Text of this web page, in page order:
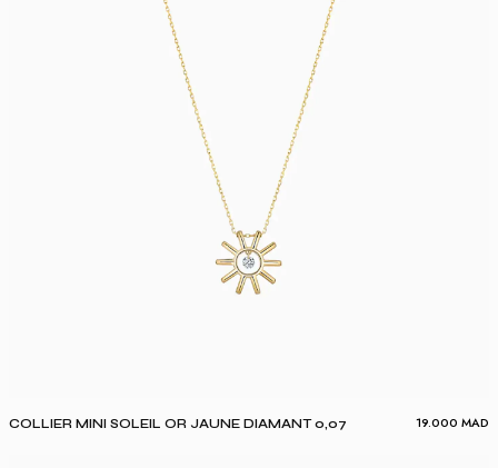
COLLIER MINI SOLEIL OR JAUNE DIAMANT 0,07 19.000 MAD